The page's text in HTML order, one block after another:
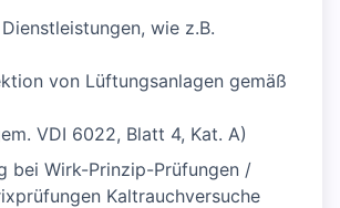
wie z.B.
von Lüftungsanlagen gemäß
VDI 6022, Blatt 4, Kat. A)
bei Wirk-Prinzip-Prüfungen /
Kaltrauchversuche